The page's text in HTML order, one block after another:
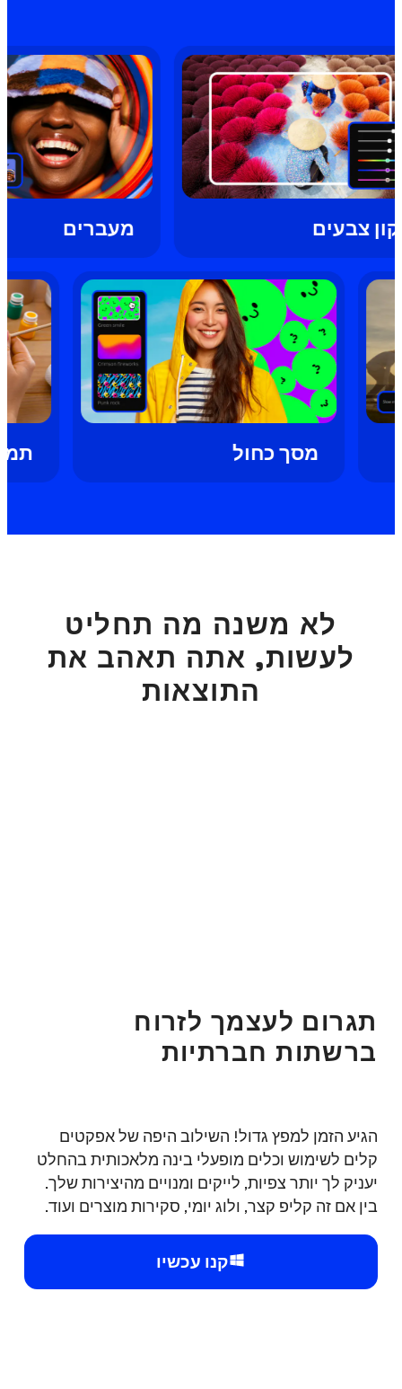
מסך כחול
לא משנה מה תחליט
לעשות, אתה תאהב את
התוצאות
תגרום לעצמך לזרוח
ברשתות חברתיות
הגיע הזמן למפץ גדול! השילוב היפה של אפקטים
קלים לשימוש וכלים מופעלי בינה מלאכותית בהחלט
יעניק לך יותר צפיות, לייקים ומנויים מהיצירות שלך.
בין אם זה קליפ קצר, ולוג יומי, סקירות מוצרים ועוד.
קנו עכשיו